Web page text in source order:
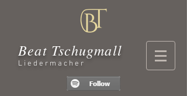
Beat Tschugmall
Liedermacher